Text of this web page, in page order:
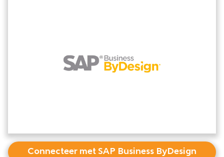
Connecteer met SAP Business ByDesign